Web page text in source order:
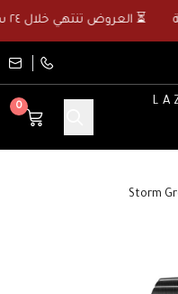
⏳ العروض تنتهي خلال ٢٤ ساعة
0